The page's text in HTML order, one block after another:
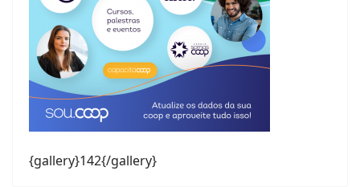
{gallery}142{/gallery}